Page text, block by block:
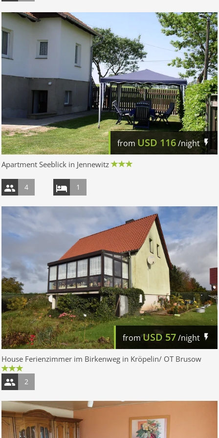
from USD 116/night
Apartment Seeblick in Jennewitz
4 1
fromUSD 57/night
House Ferienzimmer im Birkenweg in Kröpelin/ OT Brusow
2